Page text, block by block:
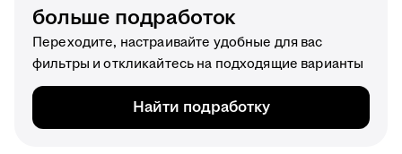
больше подработок
Переходите, настраивайте удобные для вас
фильтры и откликайтесь на подходящие варианты
Найти подработку